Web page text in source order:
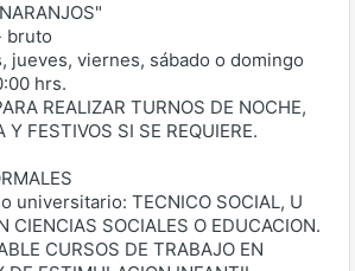
bruto
jueves, viernes, sábado o domingo
hrs.
REALIZAR TURNOS DE NOCHE,
Y FESTIVOS SI SE REQUIERE.
universitario: TECNICO SOCIAL, U
CIENCIAS SOCIALES O EDUCACION.
CURSOS DE TRABAJO EN